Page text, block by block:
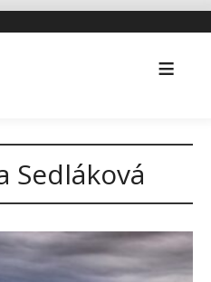
Sedláková